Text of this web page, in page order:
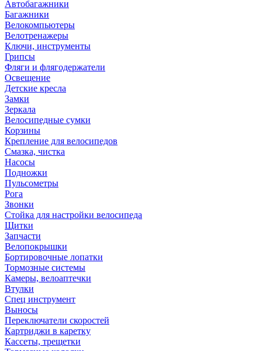
Автобагажники
Багажники
Велокомпьютеры
Велотренажеры
Ключи, инструменты
Грипсы
Фляги и флягодержатели
Освещение
Детские кресла
Замки
Зеркала
Велосипедные сумки
Корзины
Крепление для велосипедов
Смазка, чистка
Насосы
Подножки
Пульсометры
Рога
Звонки
Стойка для настройки велосипеда
Щитки
Запчасти
Велопокрышки
Бортировочные лопатки
Тормозные системы
Камеры, велоаптечки
Втулки
Спец инструмент
Выносы
Переключатели скоростей
Картриджи в каретку
Кассеты, трещетки